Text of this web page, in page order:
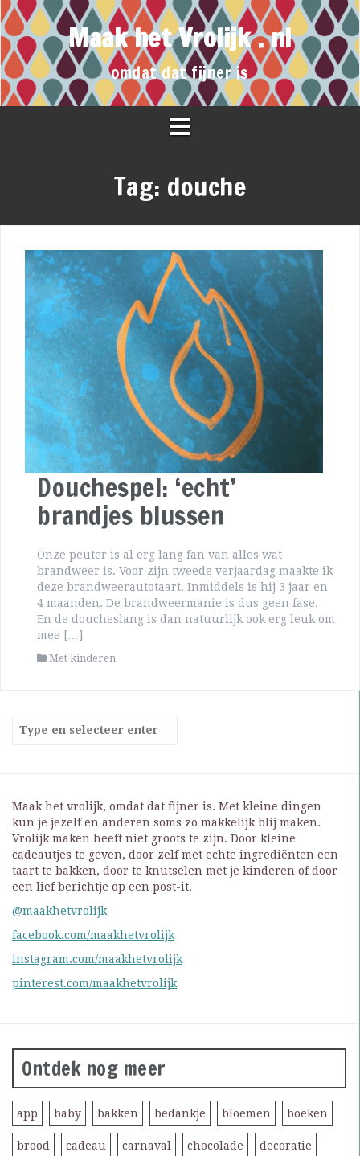
Maak het Vrolijk . nl
omdat dat fijner is
Tag: douche
Douchespel: ‘echt’
brandjes blussen
Onze peuter is al erg lang fan van alles wat
brandweer is. Voor zijn tweede verjaardag maakte ik
deze brandweerautotaart. Inmiddels is hij 3 jaar en
4 maanden. De brandweermanie is dus geen fase.
En de doucheslang is dan natuurlijk ook erg leuk om
mee […]
Met kinderen
Maak het vrolijk, omdat dat fijner is. Met kleine dingen
kun je jezelf en anderen soms zo makkelijk blij maken.
Vrolijk maken heeft niet groots te zijn. Door kleine
cadeautjes te geven, door zelf met echte ingrediënten een
taart te bakken, door te knutselen met je kinderen of door
een lief berichtje op een post-it.
@maakhetvrolijk
facebook.com/maakhetvrolijk
instagram.com/maakhetvrolijk
pinterest.com/maakhetvrolijk
Ontdek nog meer
app baby bakken bedankje bloemen boeken
brood cadeau carnaval chocolade decoratie